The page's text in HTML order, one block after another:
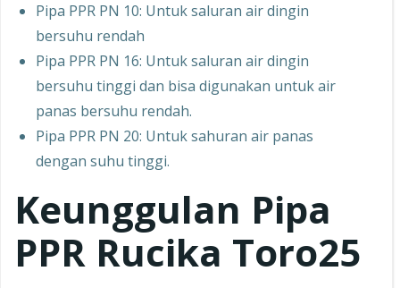
Pipa PPR PN 10: Untuk saluran air dingin
bersuhu rendah
Pipa PPR PN 16: Untuk saluran air dingin
bersuhu tinggi dan bisa digunakan untuk air
panas bersuhu rendah.
Pipa PPR PN 20: Untuk sahuran air panas
dengan suhu tinggi.
Keunggulan Pipa
PPR Rucika Toro25